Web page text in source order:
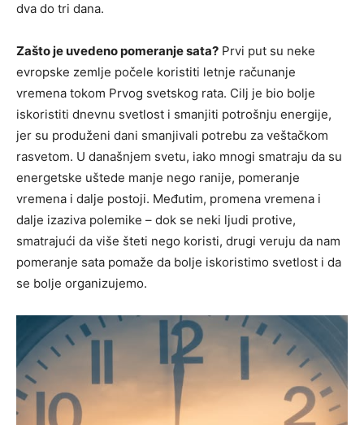
dva do tri dana.
Zašto je uvedeno pomeranje sata? Prvi put su neke
evropske zemlje počele koristiti letnje računanje
vremena tokom Prvog svetskog rata. Cilj je bio bolje
iskoristiti dnevnu svetlost i smanjiti potrošnju energije,
jer su produženi dani smanjivali potrebu za veštačkom
rasvetom. U današnjem svetu, iako mnogi smatraju da su
energetske uštede manje nego ranije, pomeranje
vremena i dalje postoji. Međutim, promena vremena i
dalje izaziva polemike – dok se neki ljudi protive,
smatrajući da više šteti nego koristi, drugi veruju da nam
pomeranje sata pomaže da bolje iskoristimo svetlost i da
se bolje organizujemo.